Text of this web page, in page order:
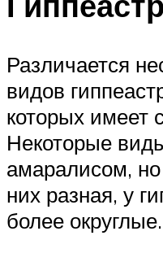
Различается
видов
которых имеет
Некоторые
амаралисом,
них разная, у
более округлые.